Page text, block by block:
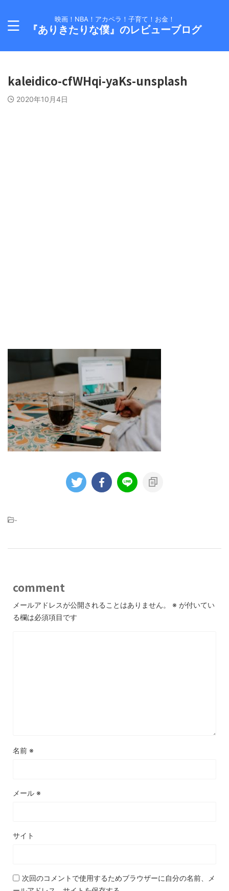
映画！NBA！アカペラ！子育て！お金！
『ありきたりな僕』のレビューブログ
kaleidico-cfWHqi-yaKs-unsplash
2020年10月4日
-
comment
メールアドレスが公開されることはありません。 ※ が付いてい
る欄は必須項目です
名前 ※
メール ※
サイト
次回のコメントで使用するためブラウザーに自分の名前、メ